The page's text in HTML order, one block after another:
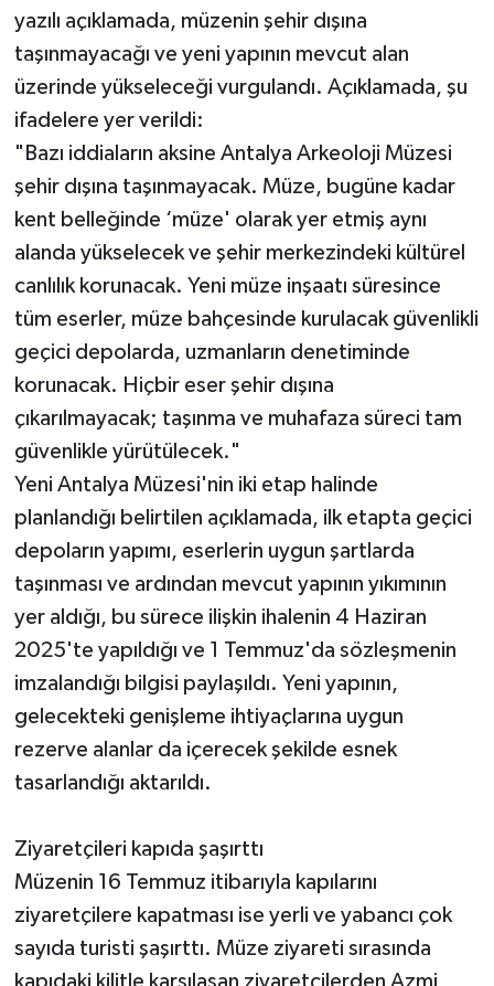
yazılı açıklamada, müzenin şehir dışına
taşınmayacağı ve yeni yapının mevcut alan
üzerinde yükseleceği vurgulandı. Açıklamada, şu
ifadelere yer verildi:
"Bazı iddiaların aksine Antalya Arkeoloji Müzesi
şehir dışına taşınmayacak. Müze, bugüne kadar
kent belleğinde ‘müze' olarak yer etmiş aynı
alanda yükselecek ve şehir merkezindeki kültürel
canlılık korunacak. Yeni müze inşaatı süresince
tüm eserler, müze bahçesinde kurulacak güvenlikli
geçici depolarda, uzmanların denetiminde
korunacak. Hiçbir eser şehir dışına
çıkarılmayacak; taşınma ve muhafaza süreci tam
güvenlikle yürütülecek."
Yeni Antalya Müzesi'nin iki etap halinde
planlandığı belirtilen açıklamada, ilk etapta geçici
depoların yapımı, eserlerin uygun şartlarda
taşınması ve ardından mevcut yapının yıkımının
yer aldığı, bu sürece ilişkin ihalenin 4 Haziran
2025'te yapıldığı ve 1 Temmuz'da sözleşmenin
imzalandığı bilgisi paylaşıldı. Yeni yapının,
gelecekteki genişleme ihtiyaçlarına uygun
rezerve alanlar da içerecek şekilde esnek
tasarlandığı aktarıldı.
Ziyaretçileri kapıda şaşırttı
Müzenin 16 Temmuz itibarıyla kapılarını
ziyaretçilere kapatması ise yerli ve yabancı çok
sayıda turisti şaşırttı. Müze ziyareti sırasında
kapıdaki kilitle karşılaşan ziyaretçilerden Azmi